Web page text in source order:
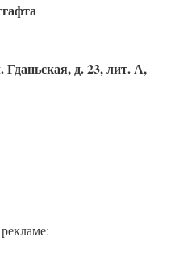
Гданьская, д. 23, лит. А,